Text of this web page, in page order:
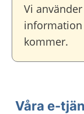
Vi
kommer.
Våra e-